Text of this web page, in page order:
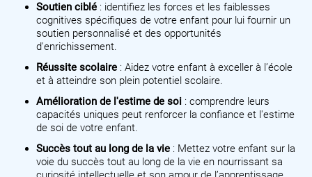
Soutien ciblé : identifiez les forces et les faiblesses
cognitives spécifiques de votre enfant pour lui fournir un
soutien personnalisé et des opportunités
d'enrichissement.
Réussite scolaire : Aidez votre enfant à exceller à l’école
et à atteindre son plein potentiel scolaire.
Amélioration de l'estime de soi : comprendre leurs
capacités uniques peut renforcer la confiance et l'estime
de soi de votre enfant.
Succès tout au long de la vie : Mettez votre enfant sur la
voie du succès tout au long de la vie en nourrissant sa